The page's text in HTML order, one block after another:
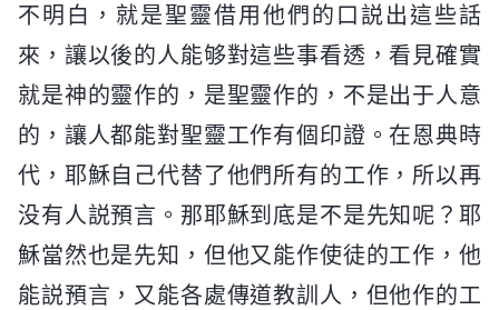
不明白，就是聖靈借用他們的口説出這些話
來，讓以後的人能够對這些事看透，看見確實
就是神的靈作的，是聖靈作的，不是出于人意
的，讓人都能對聖靈工作有個印證。在恩典時
代，耶穌自己代替了他們所有的工作，所以再
没有人説預言。那耶穌到底是不是先知呢？耶
穌當然也是先知，但他又能作使徒的工作，他
能説預言，又能各處傳道教訓人，但他作的工